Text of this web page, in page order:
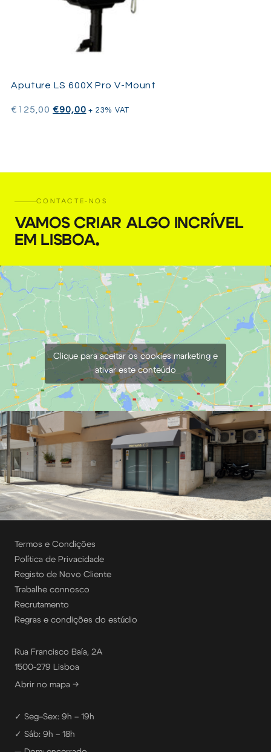
Aputure LS 600X Pro V-Mount
€ 125,00 €90,00 + 23% VAT
CONTACTE-NOS
VAMOS CRIAR ALGO INCRÍVEL
EM LISBOA.
Clique para aceitar os cookies marketing e
ativar este conteúdo
Termos e Condições
Política de Privacidade
Registo de Novo Cliente
Trabalhe connosco
Recrutamento
Regras e condições do estúdio
Rua Francisco Baía, 2A
1500-279 Lisboa
Abrir no mapa →
✓ Seg–Sex: 9h – 19h
✓ Sáb: 9h – 18h